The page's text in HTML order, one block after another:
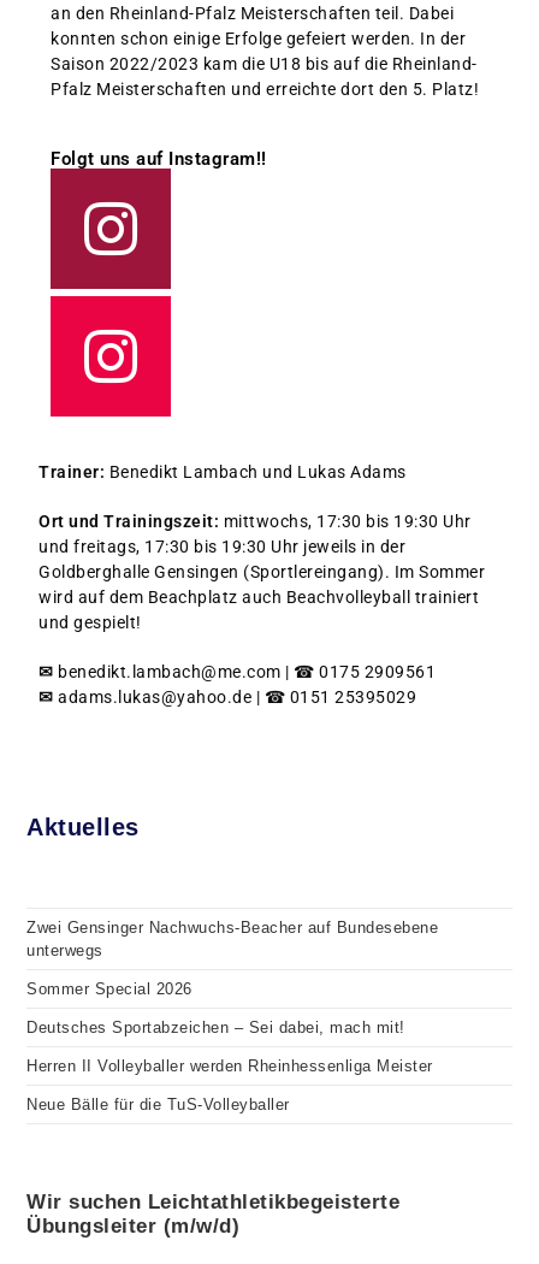
an den Rheinland-Pfalz Meisterschaften teil. Dabei
konnten schon einige Erfolge gefeiert werden. In der
Saison 2022/2023 kam die U18 bis auf die Rheinland-
Pfalz Meisterschaften und erreichte dort den 5. Platz!
Folgt uns auf Instagram!!
Trainer: Benedikt Lambach und Lukas Adams
Ort und Trainingszeit: mittwochs, 17:30 bis 19:30 Uhr
und freitags, 17:30 bis 19:30 Uhr jeweils in der
Goldberghalle Gensingen (Sportlereingang). Im Sommer
wird auf dem Beachplatz auch Beachvolleyball trainiert
und gespielt!
✉ benedikt.lambach@me.com | ☎ 0175 2909561
✉ adams.lukas@yahoo.de | ☎ 0151 25395029
Aktuelles
Zwei Gensinger Nachwuchs-Beacher auf Bundesebene
unterwegs
Sommer Special 2026
Deutsches Sportabzeichen – Sei dabei, mach mit!
Herren II Volleyballer werden Rheinhessenliga Meister
Neue Bälle für die TuS-Volleyballer
Wir suchen Leichtathletikbegeisterte
Übungsleiter (m/w/d)